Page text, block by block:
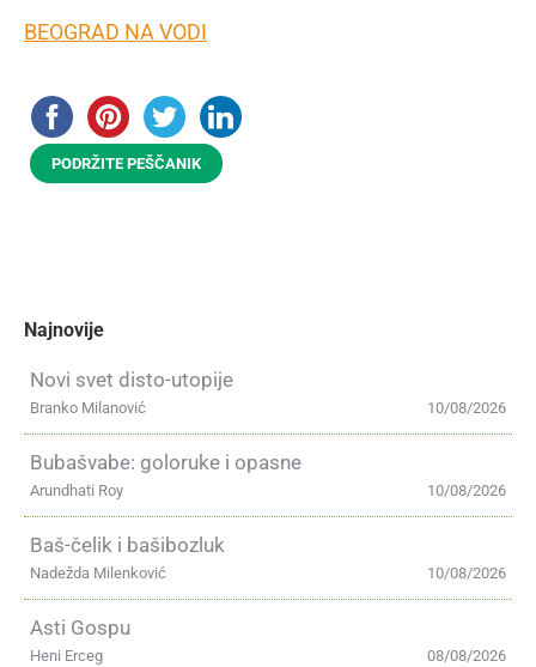
BEOGRAD NA VODI
PODRŽITE PEŠČANIK
Najnovije
Novi svet disto-utopije
10/08/2026
Branko Milanović
Bubašvabe: goloruke i opasne
10/08/2026
Arundhati Roy
Baš-čelik i bašibozluk
10/08/2026
Nadežda Milenković
Asti Gospu
08/08/2026
Heni Erceg